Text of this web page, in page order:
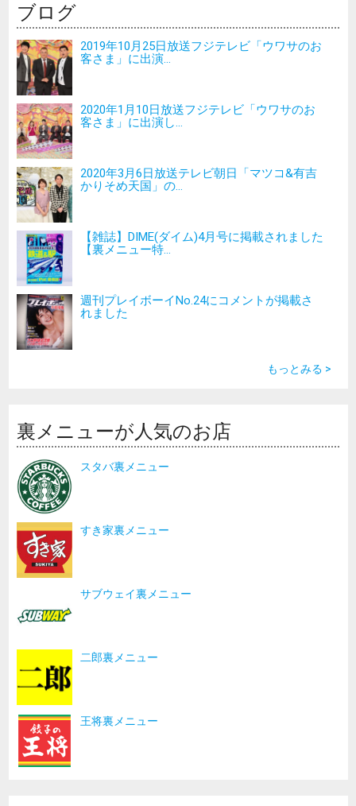
ブログ
2019年10月25日放送フジテレビ「ウワサのお
客さま」に出演...
2020年1月10日放送フジテレビ「ウワサのお
客さま」に出演し...
2020年3月6日放送テレビ朝日「マツコ&有吉
かりそめ天国」の...
【雑誌】DIME(ダイム)4月号に掲載されました
【裏メニュー特...
週刊プレイボーイNo.24にコメントが掲載さ
れました
もっとみる >
裏メニューが人気のお店
スタバ裏メニュー
すき家裏メニュー
サブウェイ裏メニュー
二郎裏メニュー
王将裏メニュー